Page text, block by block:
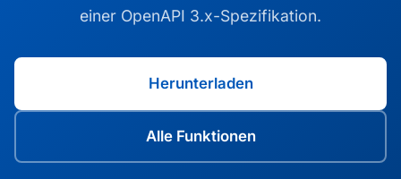
einer OpenAPI 3.x-Spezifikation.
Herunterladen
Alle Funktionen